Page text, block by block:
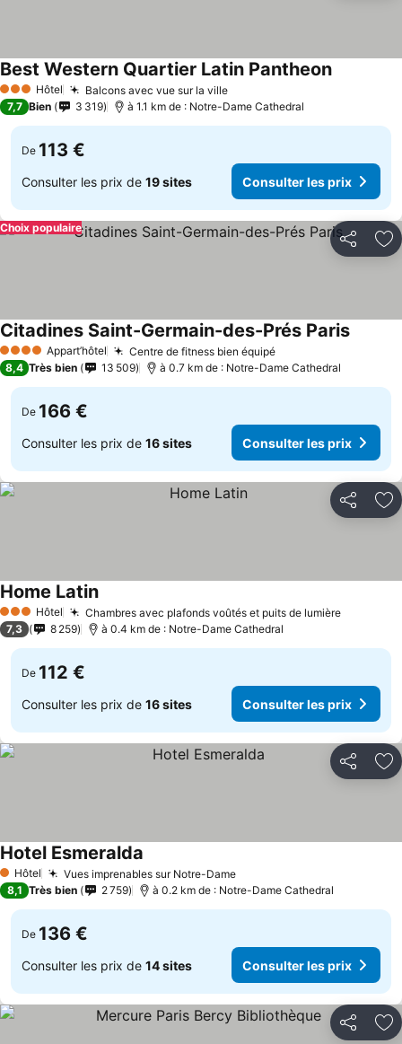
3 ÉtoilesHôtel Balcons avec vue sur la ville
Best Western Quartier Latin Pantheon
7,7 Bien 3 319 à 1.1 km de : Notre-Dame Cathedral
De 113 €
Consulter les prix de 19 sites Consulter les prix
Partager
Choix populaire
4 Étoiles Appart’hôtel Centre de fitness bien équipé
Citadines Saint-Germain-des-Prés Paris
8,4 Très bien 13 509 à 0.7 km de : Notre-Dame Cathedral
De 166 €
Consulter les prix de 16 sites Consulter les prix
Partager
3 ÉtoilesHôtel Chambres avec plafonds voûtés et puits de lumière
Home Latin
7,3 8 259 à 0.4 km de : Notre-Dame Cathedral
De 112 €
Consulter les prix de 16 sites Consulter les prix
Partager
1 Étoiles
Hôtel Vues imprenables sur Notre-Dame
Hotel Esmeralda
8,1 Très bien 2 759 à 0.2 km de : Notre-Dame Cathedral
De 136 €
Consulter les prix de 14 sites Consulter les prix
Partager